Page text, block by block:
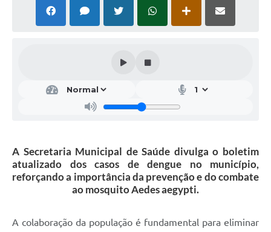
A Secretaria Municipal de Saúde divulga o boletim
atualizado dos casos de dengue no município,
reforçando a importância da prevenção e do combate
ao mosquito Aedes aegypti.
A colaboração da população é fundamental para eliminar